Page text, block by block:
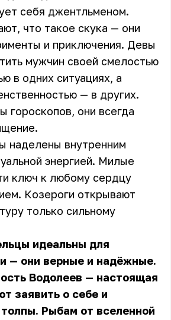
себя джентльменом.
что такое скука — они
и приключения. Девы
мужчин своей смелостью
в одних ситуациях, а
— в других.
гороскопов, они всегда
наделены внутренним
энергией. Милые
ключ к любому сердцу
Козероги открывают
только сильному
идеальны для
— они верные и надёжные.
Водолеев — настоящая
заявить о себе и
Рыбам от вселенной